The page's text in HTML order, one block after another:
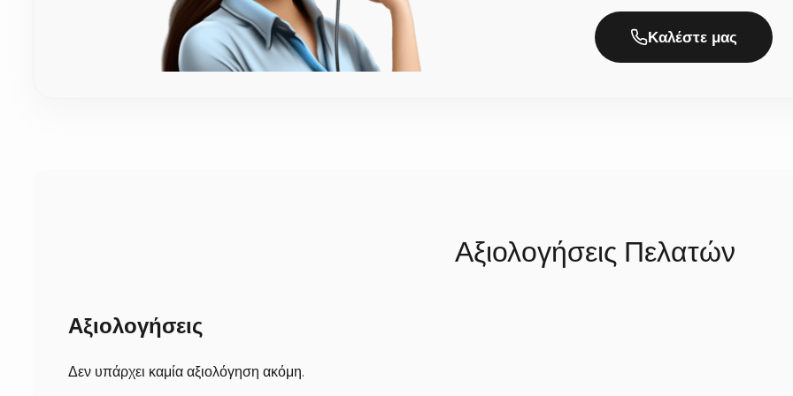
Πόσος χρόνος χρειάζεται για την προετοιμασία και την αποστολή;
Καθώς τα στέφανα είναι χειροποίητα και ετοιμάζονται με πολλή προσοχή, χρειαζόμαστε συνήθως 2 έως 5 εργάσιμες
Καλέστε μας
Αξιολογήσεις Πελατών
Αξιολογήσεις
Δεν υπάρχει καμία αξιολόγηση ακόμη.